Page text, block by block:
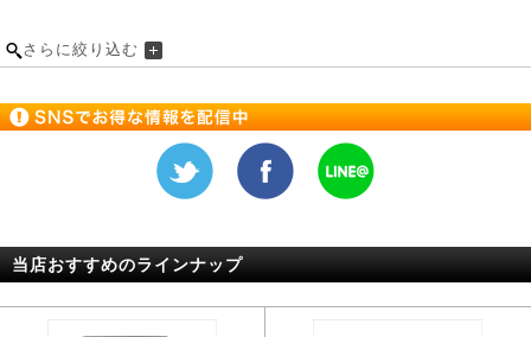
さらに絞り込む
当店おすすめのラインナップ